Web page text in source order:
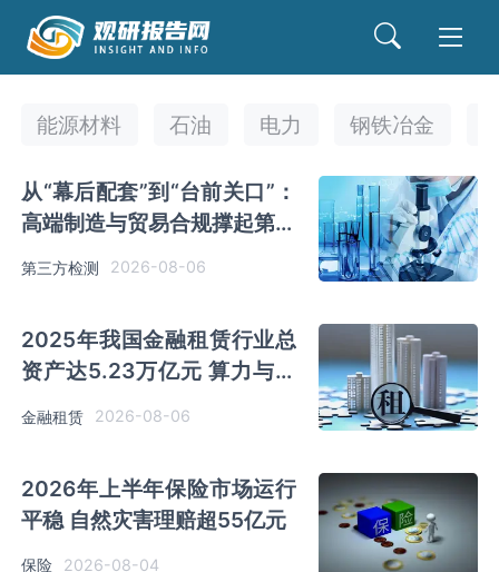
能源材料 石油 电力 钢铁冶金
从“幕后配套”到“台前关口”：
高端制造与贸易合规撑起第三
第三方检测 2026-08-06
2025年我国金融租赁行业总
资产达5.23万亿元 算力与新
金融租赁 2026-08-06
2026年上半年保险市场运行
平稳 自然灾害理赔超55亿元
保险 2026-08-04